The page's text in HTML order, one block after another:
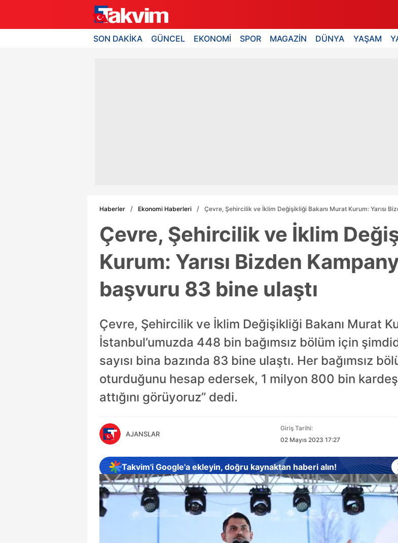
SON DAKİKA GÜNCEL EKONOMİ SPOR MAGAZİN DÜNYA YAŞAM
Haberler Ekonomi Haberleri Çevre, Şehircilik ve İklim Değişikliği Bakanı Murat Kurum: Yarısı
Çevre, Şehircilik ve İklim
Kurum: Yarısı Bizden
başvuru 83 bine ulaştı
Çevre, Şehircilik ve İklim Değişikliği Bakanı Murat
İstanbul’umuzda 448 bin bağımsız bölüm için
sayısı bina bazında 83 bine ulaştı. Her bağımsız
oturduğunu hesap edersek, 1 milyon 800 bin
attığını görüyoruz” dedi.
AJANSLAR
Giriş Tarihi:
02 Mayıs 2023 17:27
Takvim'i Google'a ekleyin, doğru kaynaktan haberi alın!